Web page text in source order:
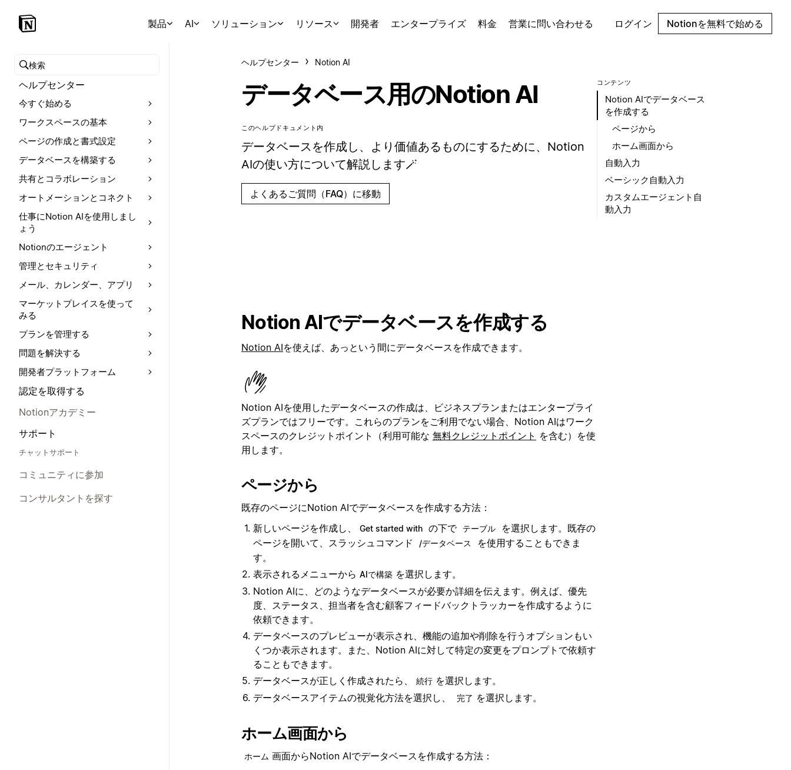
製品 AI ソリューション リソース 開発者 エンタープライズ 料金 営業に問い合わせる ログイン Notionを無料で始める
ヘルプセンターを検索
ヘルプセンター
今すぐ始める
ワークスペースの基本
ページの作成と書式設定
データベースを構築する
共有とコラボレーション
オートメーションとコネクト
仕事にNotion AIを使用しまし
ょう
Notionのエージェント
管理とセキュリティ
メール、カレンダー、アプリ
マーケットプレイスを使って
みる
プランを管理する
問題を解決する
開発者プラットフォーム
認定を取得する
Notionアカデミー
サポート
チャットサポート
コミュニティに参加
コンサルタントを探す
ヘルプセンター Notion AI
データベース用のNotion AI
このヘルプドキュメント内
データベースを作成し、より価値あるものにするために、Notion
AIの使い方について解説します🪄
よくあるご質問（FAQ）に移動
Notion AIでデータベースを作成する
Notion AIを使えば、あっという間にデータベースを作成できます。
Notion AIを使用したデータベースの作成は、ビジネスプランまたはエンタープライ
ズプランではフリーです。これらのプランをご利用でない場合、Notion AIはワーク
スペースのクレジットポイント（利用可能な 無料クレジットポイント を含む）を使
用します。
ページから
既存のページにNotion AIでデータベースを作成する方法：
新しいページを作成し、
Get started with の下で テーブル
を選択します。既存の
ページを開いて、スラッシュコマンド
/データベース
を使用することもできま
す。
表示されるメニューから AIで構築 を選択します。
Notion AIに、どのようなデータベースが必要か詳細を伝えます。例えば、優先
度、ステータス、担当者を含む顧客フィードバックトラッカーを作成するように
依頼できます。
データベースのプレビューが表示され、機能の追加や削除を行うオプションもい
くつか表示されます。また、Notion AIに対して特定の変更をプロンプトで依頼す
ることもできます。
データベースが正しく作成されたら、
続行 を選択します。
データベースアイテムの視覚化方法を選択し、
完了 を選択します。
ホーム画面から
ホーム 画面からNotion AIでデータベースを作成する方法：
コンテンツ
Notion AIでデータベース
を作成する
ページから
ホーム画面から
自動入力
ベーシック自動入力
カスタムエージェント自
動入力